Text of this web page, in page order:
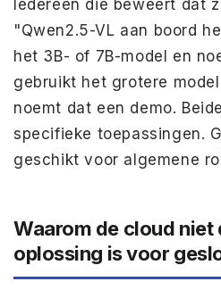
Iedereen die beweert dat
"Qwen2.5-VL aan boord
het 3B- of 7B-model en
gebruikt het grotere
noemt dat een demo.
specifieke toepassingen.
geschikt voor algemene
Waarom de cloud niet
oplossing is voor